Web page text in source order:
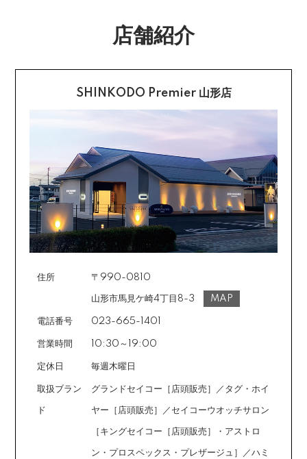
配送・送料の詳細はこちら
不良品に該当する場合は当方で負担いたします。返送希
知らせいたしますので、その後着払いでお送りくださ
返品の詳細はこちら
カード不要の分割払い 【無金利で最大
60回分割】
《ショッピングクレジット》
ご注文受付メールにあわせて、お手続き用のURLをEメ
ールまたはショートメールにてお送りいたします。必要
事項をご入力の上、お手続きをお願いいたします。分割
回数は基本的に10～60回の中からお選びいただきま
場合によっては2～6回も可能ですのでご希望のお客様は
ご注文時に備考欄でお知らせください。※ショッピングク
店舗紹介
SHINKODO Premier 山形店
住所 〒990-0810
山形市馬見ケ崎4丁目8-3 MAP
電話番号 023-665-1401
営業時間 10:30～19:00
定休日 毎週木曜日
取扱ブラン
ド
グランドセイコー［店頭販売］／タグ・ホイ
ヤー［店頭販売］／セイコーウオッチサロン
［キングセイコー［店頭販売］・アストロ
ン・プロスペックス・プレザージュ］／ハミ